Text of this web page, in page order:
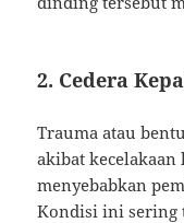
2. Cedera
Trauma atau
akibat
menyebabkan
Kondisi ini sering